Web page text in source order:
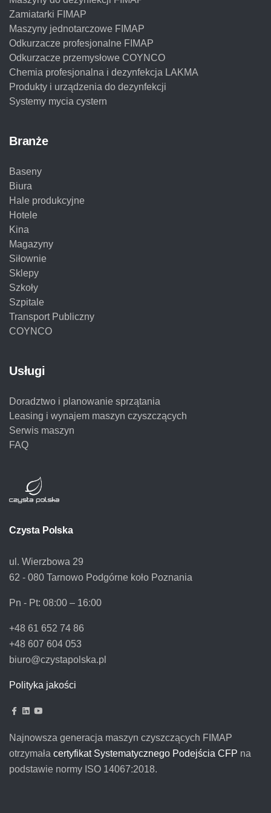
Zamiatarki FIMAP
Maszyny jednotarczowe FIMAP
Odkurzacze profesjonalne FIMAP
Odkurzacze przemysłowe COYNCO
Chemia profesjonalna i dezynfekcja LAKMA
Produkty i urządzenia do dezynfekcji
Systemy mycia cystern
Branże
Baseny
Biura
Hale produkcyjne
Hotele
Kina
Magazyny
Siłownie
Sklepy
Szkoły
Szpitale
Transport Publiczny
COYNCO
Usługi
Doradztwo i planowanie sprzątania
Leasing i wynajem maszyn czyszczących
Serwis maszyn
FAQ
Czysta Polska
ul. Wierzbowa 29
62 - 080 Tarnowo Podgórne koło Poznania
Pn - Pt: 08:00 – 16:00
+48 61 652 74 86
+48 607 604 053
biuro@czystapolska.pl
Polityka jakości
Najnowsza generacja maszyn czyszczących FIMAP
otrzymała certyfikat Systematycznego Podejścia CFP na
podstawie normy ISO 14067:2018.